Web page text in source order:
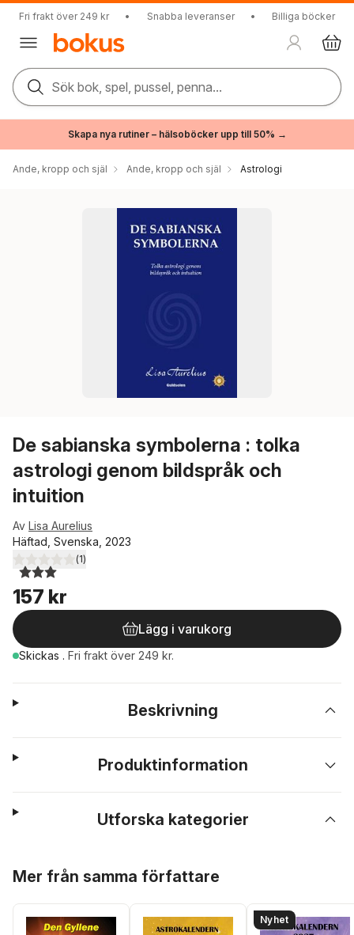
Fri frakt över 249 kr • Snabba leveranser • Billiga böcker
Sök bok, spel, pussel, penna...
Skapa nya rutiner – hälsoböcker upp till 50% →
Ande, kropp och själ Ande, kropp och själ Astrologi
De sabianska symbolerna : tolka
astrologi genom bildspråk och
intuition
Av Lisa Aurelius
Häftad, Svenska, 2023
3,0utav 5 stjärnor. Totalt antal röster:
(1)
157 kr
Lägg i varukorg
Skickas . Fri frakt över 249 kr.
Beskrivning
Produktinformation
Utforska kategorier
Mer från samma författare
Nyhet